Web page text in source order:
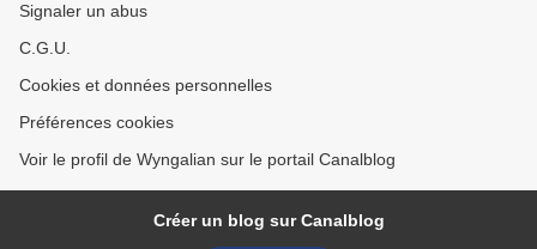
Signaler un abus
C.G.U.
Cookies et données personnelles
Préférences cookies
Voir le profil de Wyngalian sur le portail Canalblog
Créer un blog sur Canalblog